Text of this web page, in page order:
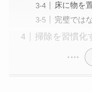
床に物を
完璧では
掃除を習慣化